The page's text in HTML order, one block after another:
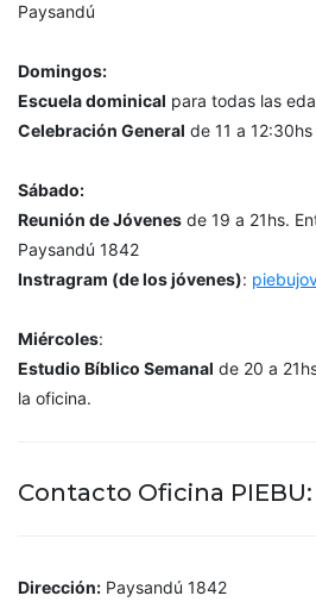
Paysandú
Domingos:
Escuela dominical para todas las
Celebración General de 11 a 12:30hs
Sábado:
Reunión de Jóvenes de 19 a 21hs.
Paysandú 1842
Instragram (de los jóvenes):
Miércoles:
Estudio Bíblico Semanal de 20 a
la oficina.
Contacto Oficina PIEBU:
Dirección: Paysandú 1842